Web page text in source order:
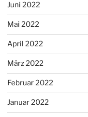
Juni 2022
Mai 2022
April 2022
März 2022
Februar 2022
Januar 2022